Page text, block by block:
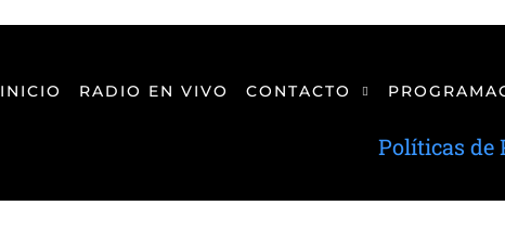
INICIO RADIO EN VIVO CONTACTO
Políticas de